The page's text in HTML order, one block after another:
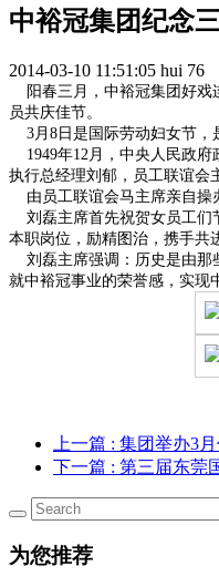
中裕冠集团纪念
2014-03-10 11:51:05 hui 76
阳春三月，中裕冠集团好戏
员共庆佳节。
3 月 8 日是国际劳动妇女节
1949年12 月，中央人民政府
执行总经理刘郁，员工联谊会
由员工联谊会马主席亲自操
刘磊主席首先祝贺女员工们
本职岗位，励精图治，携手共
刘磊主席强调：历史是由那
就中裕冠事业的荣誉感，实现
上一篇 : 集团举办3
下一篇 : 第三届东莞
为您推荐